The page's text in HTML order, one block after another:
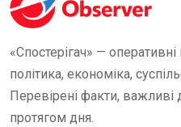
«Спостерігач» —
політика, економіка,
Перевірені факти, важливі
протягом дня.